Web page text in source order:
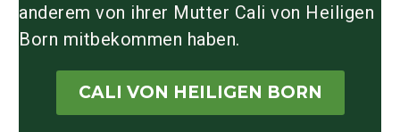
anderem von ihrer Mutter Cali von Heiligen
Born mitbekommen haben.
CALI VON HEILIGEN BORN